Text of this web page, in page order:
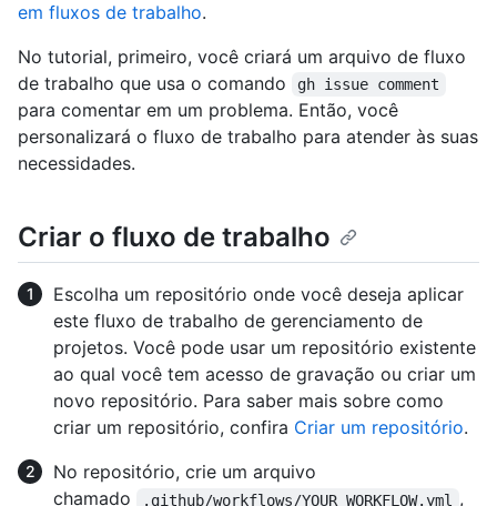
em fluxos de trabalho.
No tutorial, primeiro, você criará um arquivo de fluxo
de trabalho que usa o comando
gh issue comment
para comentar em um problema. Então, você
personalizará o fluxo de trabalho para atender às suas
necessidades.
Criar o fluxo de trabalho
Escolha um repositório onde você deseja aplicar
este fluxo de trabalho de gerenciamento de
projetos. Você pode usar um repositório existente
ao qual você tem acesso de gravação ou criar um
novo repositório. Para saber mais sobre como
criar um repositório, confira Criar um repositório.
No repositório, crie um arquivo
chamado
.github/workflows/YOUR_WORKFLOW.yml ,